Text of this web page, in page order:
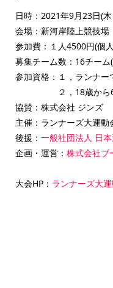
日時：2021年9月23日(
会場：新河岸陸上競技場
参加費：１人4500円(個
募集チーム数：16チー
参加資格：１，ランナー
２，18歳から65
協賛：株式会社 ジンズ
主催：ランナーズ大運動
後援： 一般社団法人 日
企画・運営： 株式会社ブ
大会HP： ランナーズ大